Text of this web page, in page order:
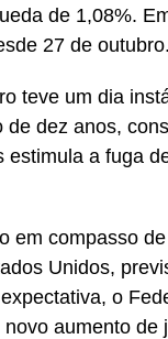
de 1,08%.
27 de outubro.
teve um dia
dez anos,
a fuga
em compasso
Unidos,
o
aumento de